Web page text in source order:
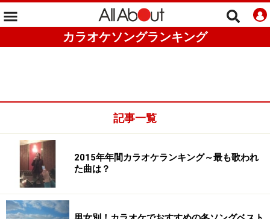
カラオケソングランキング
記事一覧
2015年年間カラオケランキング～最も歌われ
た曲は？